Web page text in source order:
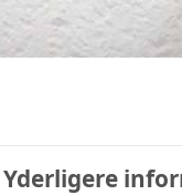
Yderligere